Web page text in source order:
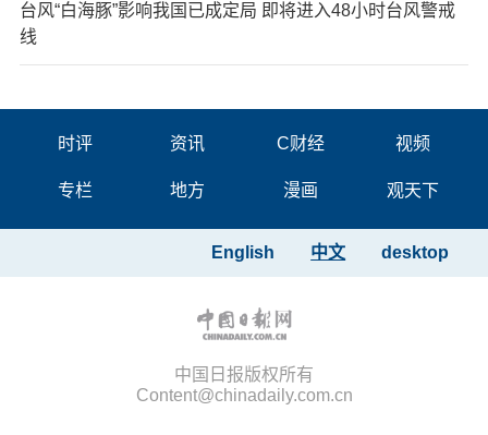
台风“白海豚”影响我国已成定局 即将进入48小时台风警戒
线
时评 资讯 C财经 视频
专栏 地方 漫画 观天下
desktop
中文
English
中国日报版权所有
Content@chinadaily.com.cn